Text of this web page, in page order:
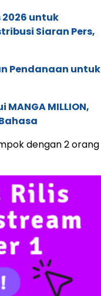
untuk
Siaran Pers,
Pendanaan untuk
MILLION,
dengan 2 orang